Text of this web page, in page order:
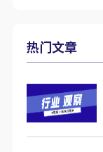
热门文章